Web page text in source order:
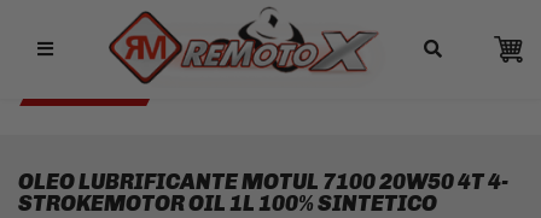
Remotox
10% OFF NO PIX
OLEO LUBRIFICANTE MOTUL 7100 20W50 4T 4-
STROKEMOTOR OIL 1L 100% SINTETICO